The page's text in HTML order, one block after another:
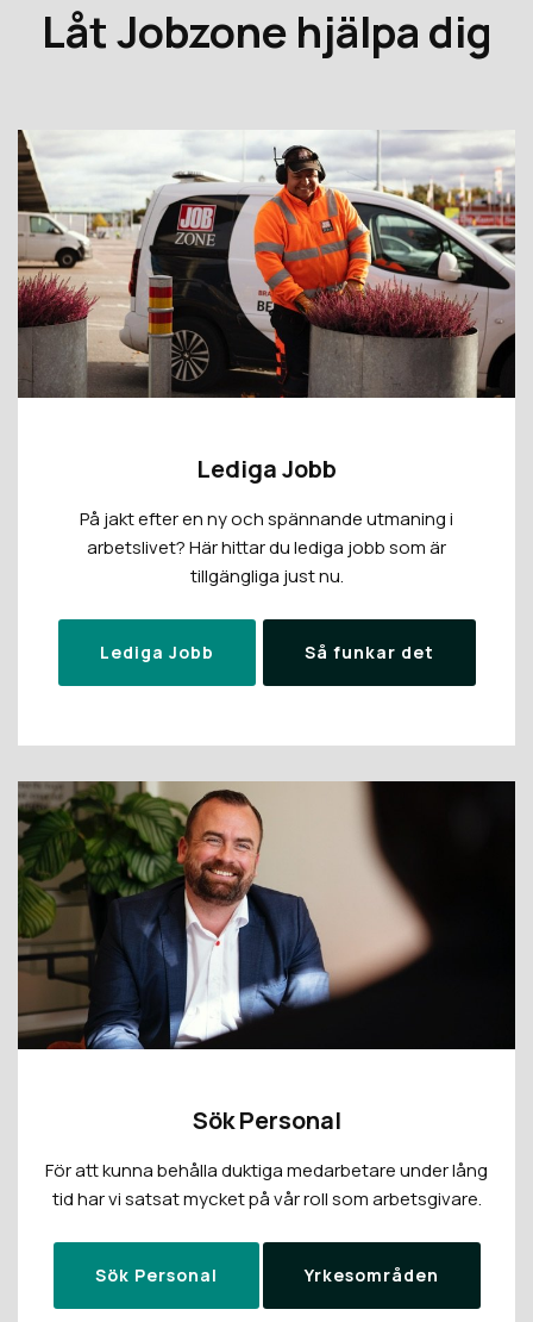
Låt Jobzone hjälpa dig
Lediga Jobb
På jakt efter en ny och spännande utmaning i
arbetslivet? Här hittar du lediga jobb som är
tillgängliga just nu.
Lediga Jobb Så funkar det
Sök Personal
För att kunna behålla duktiga medarbetare under lång
tid har vi satsat mycket på vår roll som arbetsgivare.
Sök Personal Yrkesområden